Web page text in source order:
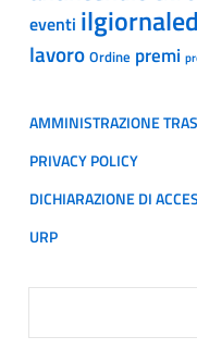
eventi
lavoro Ordine premi
AMMINISTRAZIONE
PRIVACY POLICY
DICHIARAZIONE DI
URP